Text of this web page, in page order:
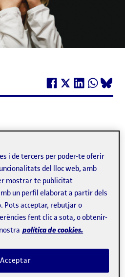
pares poden provocar baixa
socials als fills
ha patit algun episodi de
de la vida, segonsl’última
han estat objecte
continuada per la parella de la
i de tercers per poder-te oferir
del lloc web, amb
mostrar-te publicitat
un perfil elaborat a partir dels
Pots acceptar, rebutjar o
fent clic a sota, o obtenir-
política de cookies.
Acceptar